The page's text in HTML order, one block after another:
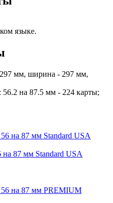
языке.
мм, ширина - 297 мм,
56.2 на 87.5 мм - 224 карты;
на 87 мм Standard USA